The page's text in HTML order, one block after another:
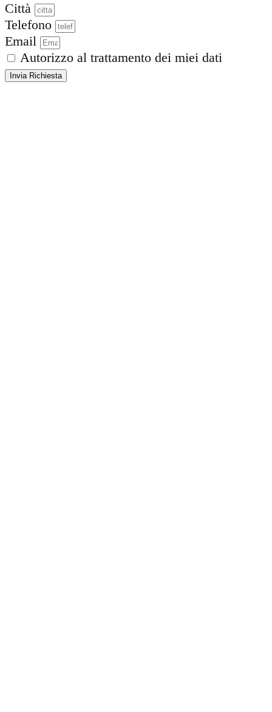
Città
Telefono
Email
Autorizzo al trattamento dei miei dati
Invia Richiesta